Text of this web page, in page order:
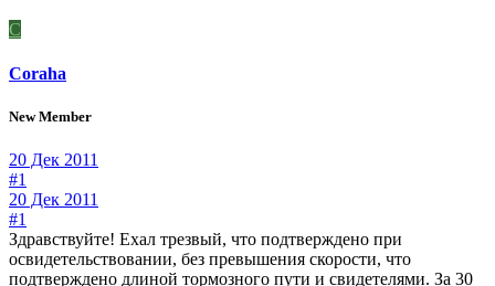
C
Coraha
New Member
20 Дек 2011
#1
20 Дек 2011
#1
Здравствуйте! Ехал трезвый, что подтверждено при
освидетельствовании, без превышения скорости, что
подтверждено длиной тормозного пути и свидетелями. За 30